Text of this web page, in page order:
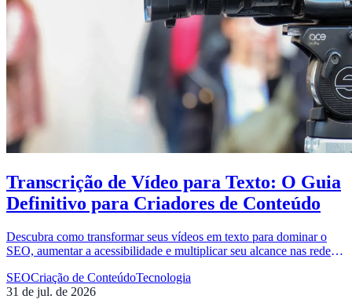
Transcrição de Vídeo para Texto: O Guia
Definitivo para Criadores de Conteúdo
Descubra como transformar seus vídeos em texto para dominar o
SEO, aumentar a acessibilidade e multiplicar seu alcance nas redes
SEOCriação de ConteúdoTecnologia
31 de jul. de 2026